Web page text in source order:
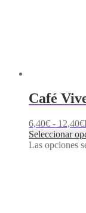
Café
6,40€ - 12,40€
Seleccionar
Las opciones